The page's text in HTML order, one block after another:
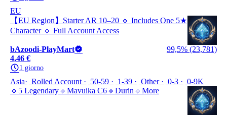
EU
【EU Region】Starter AR 10–20 🔹 Includes One 5★
Character 🔹 Full Account Access
bAzoodi-PlayMart
99,5% (23,781)
4,46 €
1 giorno
Asia Rolled Account 50-59 1-39 Other 0-3
0-9K
🔹5 Legendary🔸Mavuika C6🔸Durin🔹More